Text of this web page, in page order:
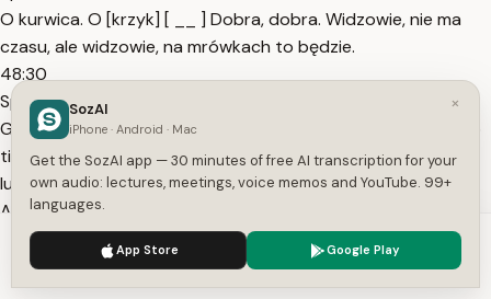
O kurwica. O [krzyk] [ __ ] Dobra, dobra. Widzowie, nie ma
czasu, ale widzowie, na mrówkach to będzie.
48:30
Speaker A
Gdzie my jesteśmy? F News Guy. O [ __ ] B. Nie ma czasu. No
time now. Ale będziemy mieli odkryte. Co to [ __ ] Ty, jak
ludzie, co ja tu odkrywam? Ale widzicie, patrzcie. My jako
Assassin Duo
48:44
Speaker A
nie czuliśmy zagrożenia. Nagle czujemy zagrożenie i patrz, ja
We use cookies to enhance your experience.
×
SozAI
iPhone · Android · Mac
Get the SozAI app — 30 minutes of free AI transcription for your
own audio: lectures, meetings, voice memos and YouTube. 99+
languages.
App Store Google Play